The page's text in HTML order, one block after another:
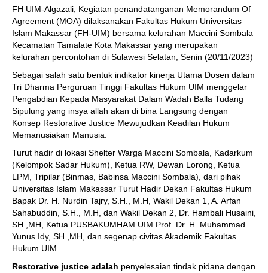
FH UIM-Algazali, Kegiatan penandatanganan Memorandum Of
Agreement (MOA) dilaksanakan Fakultas Hukum Universitas
Islam Makassar (FH-UIM) bersama kelurahan Maccini Sombala
Kecamatan Tamalate Kota Makassar yang merupakan
kelurahan percontohan di Sulawesi Selatan, Senin (20/11/2023)
Sebagai salah satu bentuk indikator kinerja Utama Dosen dalam
Tri Dharma Perguruan Tinggi Fakultas Hukum UIM menggelar
Pengabdian Kepada Masyarakat Dalam Wadah Balla Tudang
Sipulung yang insya allah akan di bina Langsung dengan
Konsep Restorative Justice Mewujudkan Keadilan Hukum
Memanusiakan Manusia.
Turut hadir di lokasi Shelter Warga Maccini Sombala, Kadarkum
(Kelompok Sadar Hukum), Ketua RW, Dewan Lorong, Ketua
LPM, Tripilar (Binmas, Babinsa Maccini Sombala), dari pihak
Universitas Islam Makassar Turut Hadir Dekan Fakultas Hukum
Bapak Dr. H. Nurdin Tajry, S.H., M.H, Wakil Dekan 1, A. Arfan
Sahabuddin, S.H., M.H, dan Wakil Dekan 2, Dr. Hambali Husaini,
SH.,MH, Ketua PUSBAKUMHAM UIM Prof. Dr. H. Muhammad
Yunus Idy, SH.,MH, dan segenap civitas Akademik Fakultas
Hukum UIM.
Restorative justice adalah penyelesaian tindak pidana dengan